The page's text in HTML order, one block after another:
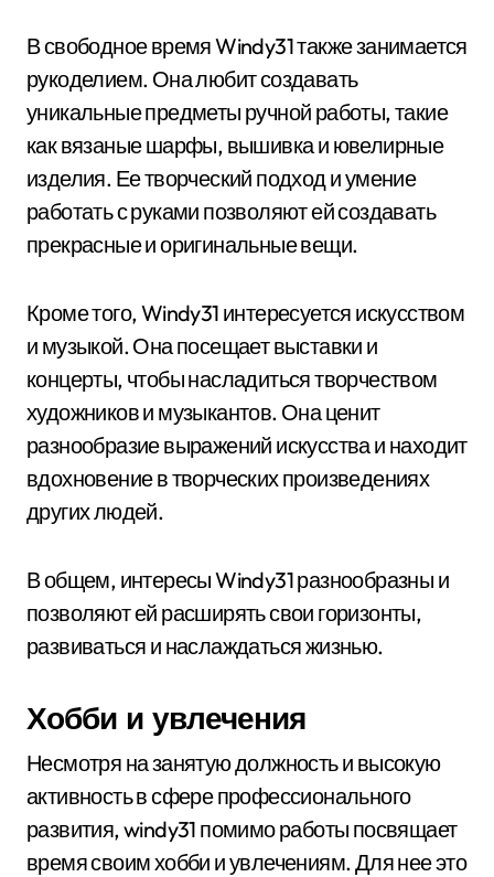
В свободное время Windy31 также занимается
рукоделием. Она любит создавать
уникальные предметы ручной работы, такие
как вязаные шарфы, вышивка и ювелирные
изделия. Ее творческий подход и умение
работать с руками позволяют ей создавать
прекрасные и оригинальные вещи.
Кроме того, Windy31 интересуется искусством
и музыкой. Она посещает выставки и
концерты, чтобы насладиться творчеством
художников и музыкантов. Она ценит
разнообразие выражений искусства и находит
вдохновение в творческих произведениях
других людей.
В общем, интересы Windy31 разнообразны и
позволяют ей расширять свои горизонты,
развиваться и наслаждаться жизнью.
Хобби и увлечения
Несмотря на занятую должность и высокую
активность в сфере профессионального
развития, windy31 помимо работы посвящает
время своим хобби и увлечениям. Для нее это